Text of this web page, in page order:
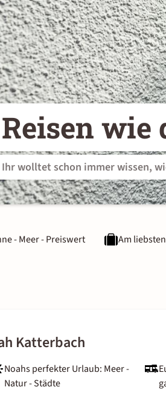
Reisen wie
Ihr wolltet schon immer wissen,
- Meer - Preiswert Am
Katterbach
Noahs perfekter Urlaub: Meer -
Natur - Städte